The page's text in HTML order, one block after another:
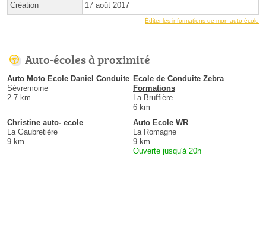
Création 17 août 2017
Éditer les informations de mon auto-école
Auto-écoles à proximité
Auto Moto Ecole Daniel Conduite
Sèvremoine
2.7 km
Ecole de Conduite Zebra
Formations
La Bruffière
6 km
Christine auto- ecole
La Gaubretière
9 km
Auto Ecole WR
La Romagne
9 km
Ouverte jusqu'à 20h